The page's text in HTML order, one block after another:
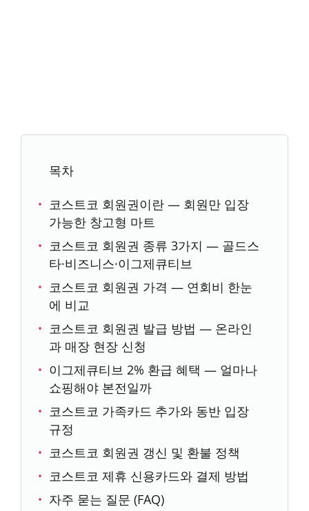
목차
코스트코 회원권이란 — 회원만 입장
가능한 창고형 마트
코스트코 회원권 종류 3가지 — 골드스
타·비즈니스·이그제큐티브
코스트코 회원권 가격 — 연회비 한눈
에 비교
코스트코 회원권 발급 방법 — 온라인
과 매장 현장 신청
이그제큐티브 2% 환급 혜택 — 얼마나
쇼핑해야 본전일까
코스트코 가족카드 추가와 동반 입장
규정
코스트코 회원권 갱신 및 환불 정책
코스트코 제휴 신용카드와 결제 방법
자주 묻는 질문 (FAQ)